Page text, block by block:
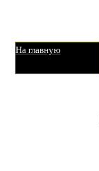
На главную